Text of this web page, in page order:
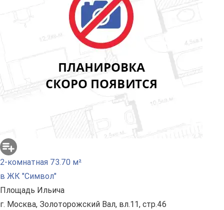
2-комнатная 73.70 м²
в ЖК "Символ"
Площадь Ильича
г. Москва, Золоторожский Вал, вл.11, стр.46